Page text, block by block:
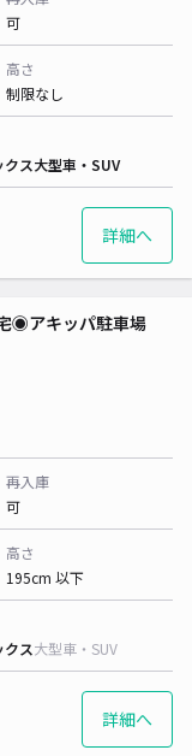
可
高さ
制限なし
クス大型車・SUV
詳細へ
◉アキッパ駐車場
再入庫
可
高さ
195cm 以下
クス大型車・SUV
詳細へ